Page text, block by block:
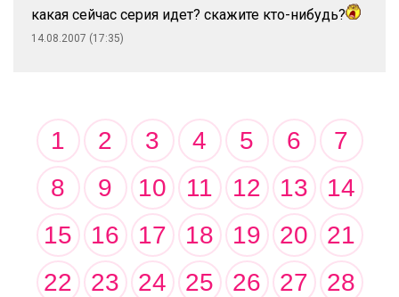
какая сейчас серия идет? скажите кто-нибудь?
14.08.2007 (17:35)
1 2 3 4 5 6
7
8
9 10 11 12 13
14
15
16 17 18 19 20
21
22
23 24 25 26 27
28